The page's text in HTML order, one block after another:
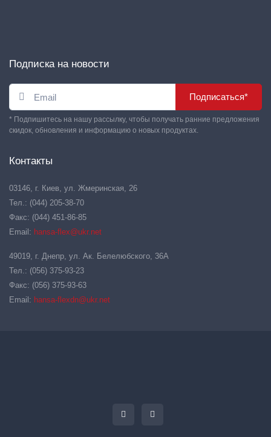
Подписка на новости
Подписаться*
* Подпишитесь на нашу рассылку, чтобы получать ранние предложения
скидок, обновления и информацию о новых продуктах.
Контакты
03146, г. Киев, ул. Жмеринская, 26
Тел.: (044) 205-38-70
Факс: (044) 451-86-85
Email: hansa-flex@ukr.net
49019, г. Днепр, ул. Ак. Белелюбского, 36А
Тел.: (056) 375-93-23
Факс: (056) 375-93-63
Email: hansa-flexdn@ukr.net